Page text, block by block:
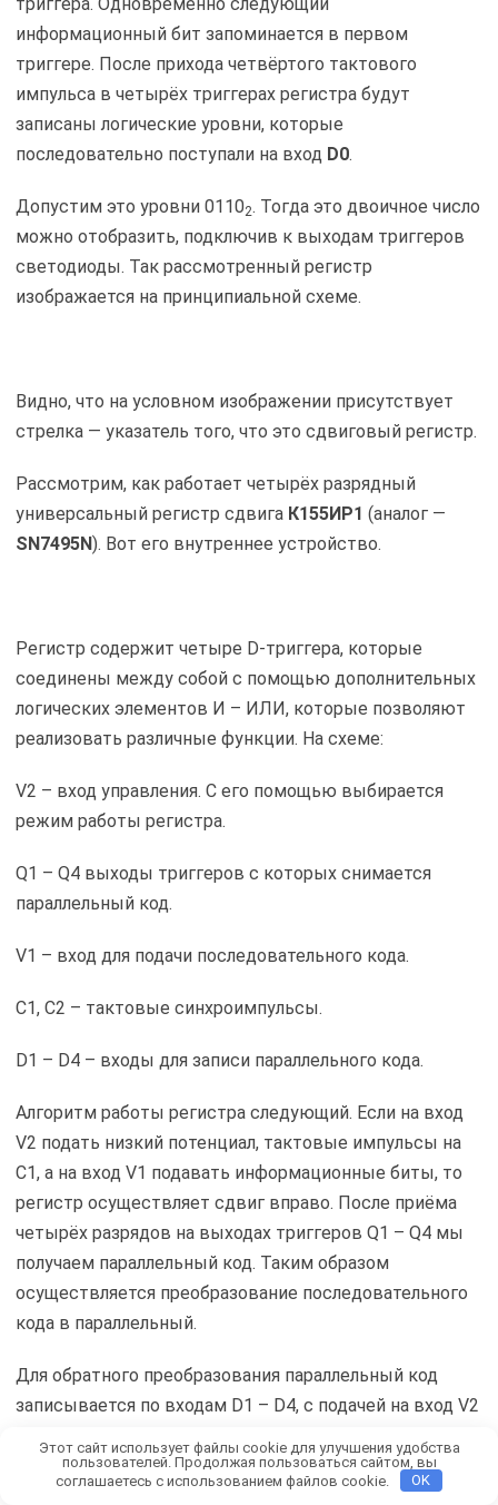
информационный бит запоминается в первом
триггере. После прихода четвёртого тактового
импульса в четырёх триггерах регистра будут
записаны логические уровни, которые
последовательно поступали на вход D0.
Допустим это уровни 01102. Тогда это двоичное число
можно отобразить, подключив к выходам триггеров
светодиоды. Так рассмотренный регистр
изображается на принципиальной схеме.
Видно, что на условном изображении присутствует
стрелка — указатель того, что это сдвиговый регистр.
Рассмотрим, как работает четырёх разрядный
универсальный регистр сдвига К155ИР1 (аналог —
SN7495N). Вот его внутреннее устройство.
Регистр содержит четыре D-триггера, которые
соединены между собой с помощью дополнительных
логических элементов И – ИЛИ, которые позволяют
реализовать различные функции. На схеме:
V2 – вход управления. С его помощью выбирается
режим работы регистра.
Q1 – Q4 выходы триггеров с которых снимается
параллельный код.
V1 – вход для подачи последовательного кода.
C1, C2 – тактовые синхроимпульсы.
D1 – D4 – входы для записи параллельного кода.
Алгоритм работы регистра следующий. Если на вход
V2 подать низкий потенциал, тактовые импульсы на
C1, а на вход V1 подавать информационные биты, то
регистр осуществляет сдвиг вправо. После приёма
четырёх разрядов на выходах триггеров Q1 – Q4 мы
получаем параллельный код. Таким образом
осуществляется преобразование последовательного
кода в параллельный.
Для обратного преобразования параллельный код
записывается по входам D1 – D4, с подачей на вход V2
С2. Затем подавая на вход V2 низкий потенциал, а
тактовые импульсы на вход С1 мы сдвигаем
Этот сайт использует файлы cookie для улучшения удобства
пользователей. Продолжая пользоваться сайтом, вы
соглашаетесь с использованием файлов cookie.
OK